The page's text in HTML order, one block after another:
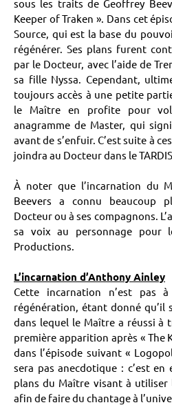
sous les traits de Geoffrey
Keeper of Traken ». Dans cet
Source, qui est la base du
régénérer. Ses plans furent
par le Docteur, avec l’aide de
sa fille Nyssa. Cependant,
toujours accès à une petite
le Maître en profite pour
anagramme de Master, qui
avant de s’enfuir. C’est suite à
joindra au Docteur dans le TARDIS.
À noter que l’incarnation du
Beevers a connu beaucoup
Docteur ou à ses compagnons.
sa voix au personnage pour
Productions.
L’incarnation d’Anthony Ainley
Cette incarnation n’est pas
régénération, étant donné qu’il
dans lequel le Maître a réussi à
première apparition après « The
dans l’épisode suivant «
sera pas anecdotique : c’est
plans du Maître visant à utiliser
afin de faire du chantage à